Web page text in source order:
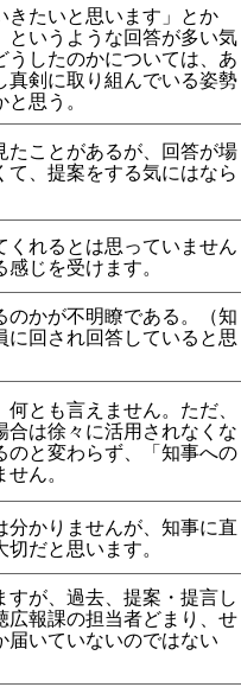
きたいと思います」とか
というような回答が多い気
したのかについては、あ
真剣に取り組んでいる姿勢
思う。
ことがあるが、回答が場
、提案をする気にはなら
れるとは思っていません
じを受けます。
かが不明瞭である。（知
回され回答していると思
とも言えません。ただ、
は徐々に活用されなくな
のと変わらず、「知事への
ん。
かりませんが、知事に直
だと思います。
すが、過去、提案・提言し
広報課の担当者どまり、せ
いていないのではない